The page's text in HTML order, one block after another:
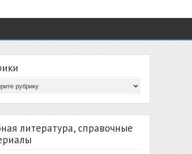
литература, справочные